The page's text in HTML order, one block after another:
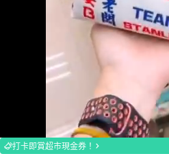
Loaded:
100.00%
打卡即賞超市現金券！